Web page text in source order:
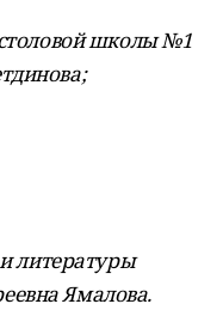
школы №1
литературы
Ямалова.